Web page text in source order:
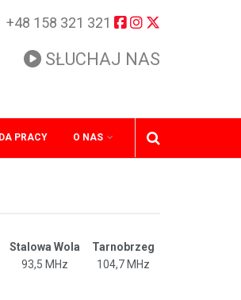
+48 158 321 321
SŁUCHAJ NAS
PRACY O NAS
Stalowa Wola
Tarnobrzeg
93,5 MHz 104,7 MHz